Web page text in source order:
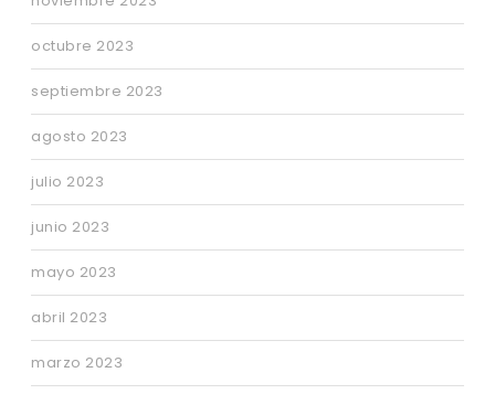
octubre 2023
septiembre 2023
agosto 2023
julio 2023
junio 2023
mayo 2023
abril 2023
marzo 2023